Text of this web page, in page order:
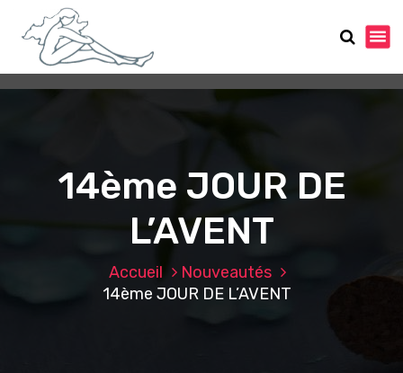
r
14ème JOUR DE
L’AVENT
Accueil
Nouveautés
14ème JOUR DE L’AVENT